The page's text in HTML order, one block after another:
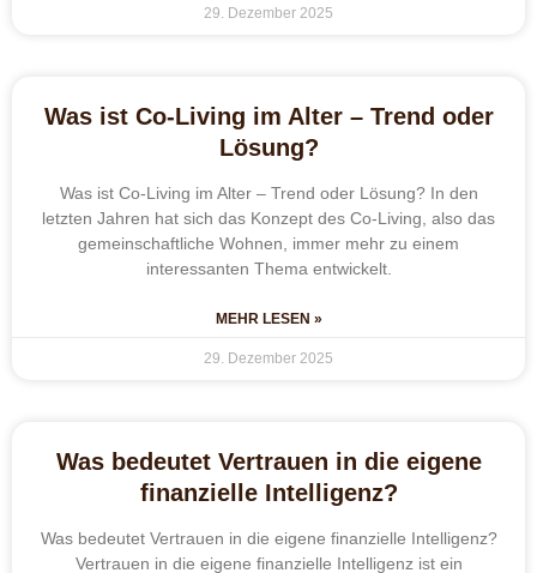
29. Dezember 2025
Was ist Co-Living im Alter – Trend oder
Lösung?
Was ist Co-Living im Alter – Trend oder Lösung? In den
letzten Jahren hat sich das Konzept des Co-Living, also das
gemeinschaftliche Wohnen, immer mehr zu einem
interessanten Thema entwickelt.
MEHR LESEN »
29. Dezember 2025
Was bedeutet Vertrauen in die eigene
finanzielle Intelligenz?
Was bedeutet Vertrauen in die eigene finanzielle Intelligenz?
Vertrauen in die eigene finanzielle Intelligenz ist ein